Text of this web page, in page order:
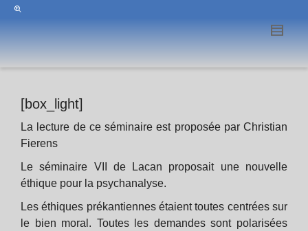
[box_light]
La lecture de ce séminaire est proposée par Christian
Fierens
Le séminaire VII de Lacan proposait une nouvelle
éthique pour la psychanalyse.
Les éthiques prékantiennes étaient toutes centrées sur
le bien moral. Toutes les demandes sont polarisées